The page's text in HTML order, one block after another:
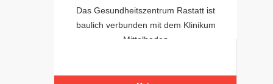
Das Gesundheitszentrum Rastatt ist
baulich verbunden mit dem Klinikum
Mittelbaden